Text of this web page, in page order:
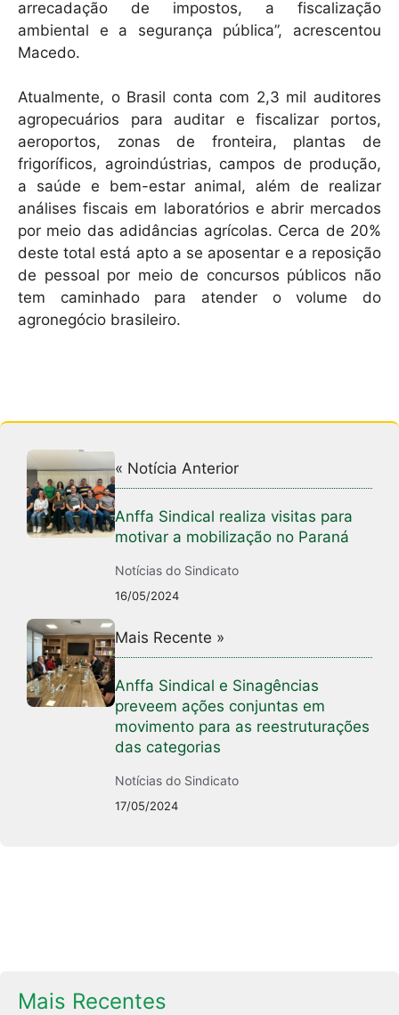
arrecadação de impostos, a fiscalização
ambiental e a segurança pública”, acrescentou
Macedo.
Atualmente, o Brasil conta com 2,3 mil auditores
agropecuários para auditar e fiscalizar portos,
aeroportos, zonas de fronteira, plantas de
frigoríficos, agroindústrias, campos de produção,
a saúde e bem-estar animal, além de realizar
análises fiscais em laboratórios e abrir mercados
por meio das adidâncias agrícolas. Cerca de 20%
deste total está apto a se aposentar e a reposição
de pessoal por meio de concursos públicos não
tem caminhado para atender o volume do
agronegócio brasileiro.
« Notícia Anterior
Anffa Sindical realiza visitas para
motivar a mobilização no Paraná
Notícias do Sindicato
16/05/2024
Mais Recente »
Anffa Sindical e Sinagências
preveem ações conjuntas em
movimento para as reestruturações
das categorias
Notícias do Sindicato
17/05/2024
Mais Recentes